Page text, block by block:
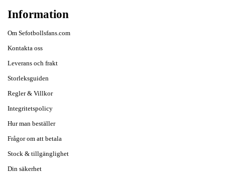
Information
Om Sefotbollsfans.com
Kontakta oss
Leverans och frakt
Storleksguiden
Regler & Villkor
Integritetspolicy
Hur man beställer
Frågor om att betala
Stock & tillgänglighet
Din säkerhet